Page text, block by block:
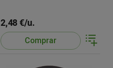
2,48 €/u.
Comprar